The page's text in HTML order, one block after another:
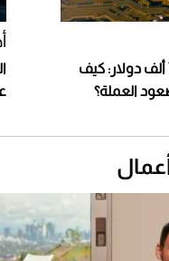
البيتكوين يتخطى حاجز 70 ألف دولار: كيف
العملة؟